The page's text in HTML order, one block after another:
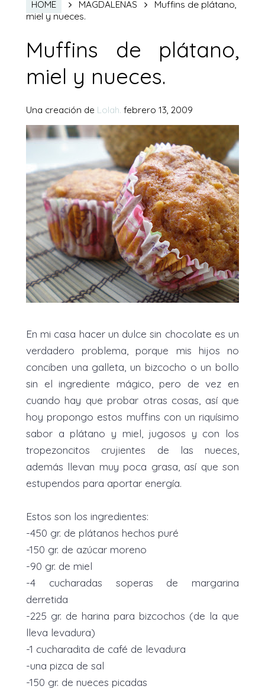
HOME MAGDALENAS
Muffins de plátano,
miel y nueces.
Muffins de plátano,
miel y nueces.
Una creación de Lolah. febrero 13, 2009
En mi casa hacer un dulce sin chocolate es un
verdadero problema, porque mis hijos no
conciben una galleta, un bizcocho o un bollo
sin el ingrediente mágico, pero de vez en
cuando hay que probar otras cosas, así que
hoy propongo estos muffins con un riquísimo
sabor a plátano y miel, jugosos y con los
tropezoncitos crujientes de las nueces,
además llevan muy poca grasa, así que son
estupendos para aportar energía.
Estos son los ingredientes:
-450 gr. de plátanos hechos puré
-150 gr. de azúcar moreno
-90 gr. de miel
-4 cucharadas soperas de margarina
derretida
-225 gr. de harina para bizcochos (de la que
lleva levadura)
-1 cucharadita de café de levadura
-una pizca de sal
-150 gr. de nueces picadas